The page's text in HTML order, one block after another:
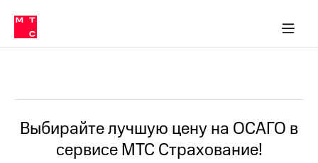
связь
Сервисы и подписки
30% на связь
кабинеты
Мобильная
и
Спутниковое
ТВ
в МТС
Услуги
Выбирайте лучшую цену на ОСАГО в
сервисе МТС Страхование!